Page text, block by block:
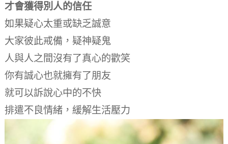
才會獲得別人的信任
如果疑心太重或缺乏誠意
大家彼此戒備，疑神疑鬼
人與人之間沒有了真心的歡笑
你有誠心也就擁有了朋友
就可以訴說心中的不快
排遣不良情緒，緩解生活壓力